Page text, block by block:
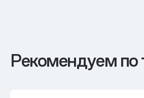
Рекомендуем по